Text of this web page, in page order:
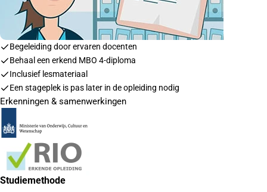
Begeleiding door ervaren docenten
Behaal een erkend MBO 4-diploma
Inclusief lesmateriaal
Een stageplek is pas later in de opleiding nodig
Erkenningen & samenwerkingen
Studiemethode